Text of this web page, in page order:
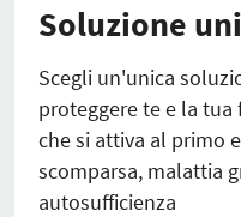
Soluzione
Scegli un'unica
proteggere te e la
che si attiva al primo
scomparsa, malattia
autosufficienza